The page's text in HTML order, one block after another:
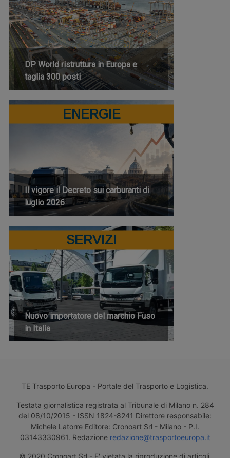
DP World ristruttura in Europa e
taglia 300 posti
ENERGIE
Il vigore il Decreto sui carburanti di
luglio 2026
SERVIZI
Nuovo importatore del marchio Fuso
in Italia
TE Trasporto Europa - Portale del Trasporto e Logistica.
Testata giornalistica registrata al Tribunale di Milano n. 284
del 08/10/2015 - ISSN 1824-8241 Direttore responsabile:
Michele Latorre Editore: Cronoart Srl - Milano - P.I.
03143330961. Redazione redazione@trasportoeuropa.it
© 2020 Cronoart Srl - E' vietata la riproduzione di articoli,